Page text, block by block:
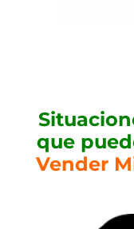
que
Vender